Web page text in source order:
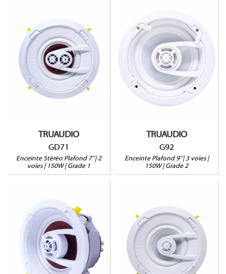
TRUAUDIO
GD71
Enceinte Stéréo Plafond 7''| 2
voies | 150W | Grade 1
GD71
Enceinte Stéréo
150W@8Ω
Profondeur : 100mm
2 Tweeters pivotants
TRUAUDIO
G92
Enceinte Plafond 9''| 3 voies |
150W | Grade 2
G92
150W@8Ω
Profondeur : 152mm
Tweeter pivotant
Garantie 5 ans
G91
175W@8Ω
Profondeur : 100mm
125W@8Ω
Profondeur : 100mm